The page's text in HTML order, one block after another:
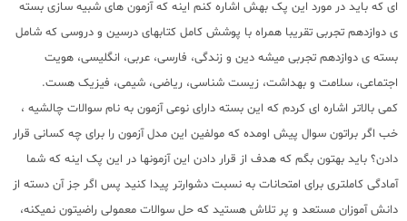
ای که باید در مورد این پک بهش اشاره کنم اینه که آزمون های شبیه سازی بسته
ی دوازدهم تجربی تقریبا همراه با پوشش کامل کتابهای درسین و دروسی که شامل
بسته ی دوازدهم تجربی میشه دین و زندگی، فارسی، عربی، انگلیسی، هویت
اجتماعی، سلامت و بهداشت، زیست شناسی، ریاضی، شیمی، فیزیک هست.
کمی بالاتر اشاره ای کردم که این بسته دارای نوعی آزمون به نام سوالات چالشیه ،
خب اگر براتون سوال پیش اومده که مولفین این مدل آزمون را برای چه کسانی قرار
دادن؟ باید بهتون بگم که هدف از قرار دادن این آزمونها در این پک اینه که شما
آمادگی کاملتری برای امتحانات به نسبت دشوارتر پیدا کنید پس اگر جز آن دسته از
دانش آموزان مستعد و پر تلاش هستید که حل سوالات معمولی راضیتون نمیکنه،